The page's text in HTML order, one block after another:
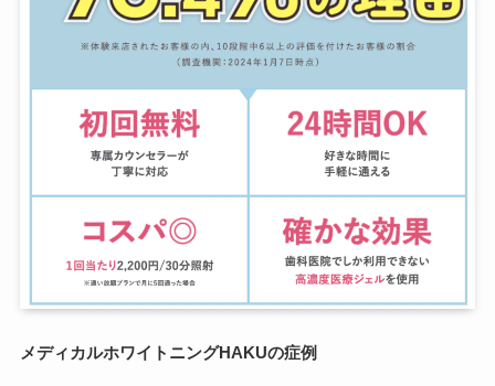
メディカルホワイトニングHAKUの症例